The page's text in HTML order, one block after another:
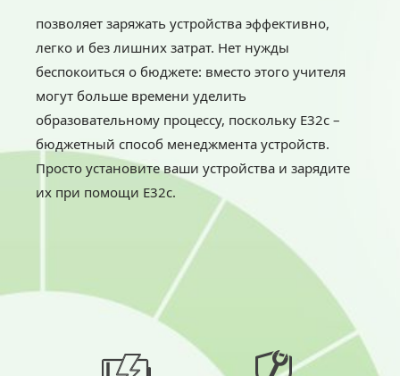
позволяет заряжать устройства эффективно,
легко и без лишних затрат. Нет нужды
беспокоиться о бюджете: вместо этого учителя
могут больше времени уделить
образовательному процессу, поскольку E32с –
бюджетный способ менеджмента устройств.
Просто установите ваши устройства и зарядите
их при помощи E32с.